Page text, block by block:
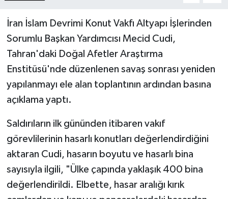
İran İslam Devrimi Konut Vakfı Altyapı İşlerinden
Sorumlu Başkan Yardımcısı Mecid Cudi,
Tahran'daki Doğal Afetler Araştırma
Enstitüsü'nde düzenlenen savaş sonrası yeniden
yapılanmayı ele alan toplantının ardından basına
açıklama yaptı.
Saldırıların ilk gününden itibaren vakıf
görevlilerinin hasarlı konutları değerlendirdiğini
aktaran Cudi, hasarın boyutu ve hasarlı bina
sayısıyla ilgili, "Ülke çapında yaklaşık 400 bina
değerlendirildi. Elbette, hasar aralığı kırık